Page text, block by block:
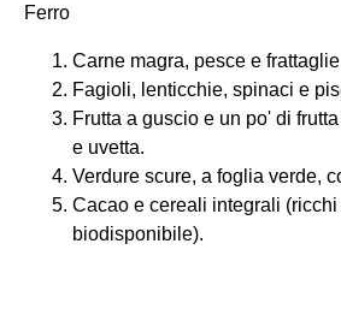
Ferro
Carne magra, pesce e
Fagioli, lenticchie, spinaci e
Frutta a guscio e un po' di
e uvetta.
Verdure scure, a foglia verde,
Cacao e cereali integrali
biodisponibile).